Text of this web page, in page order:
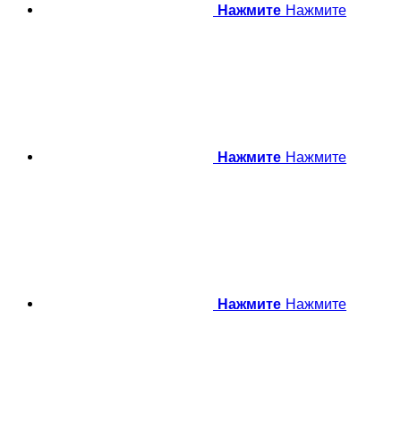
Нажмите Нажмите
Нажмите Нажмите
Нажмите Нажмите